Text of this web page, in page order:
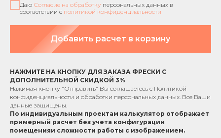
Даю Согласие на обработку персональных данных в
соответствии с политикой конфиденциальности
Добавить расчет в корзину
НАЖМИТЕ НА КНОПКУ ДЛЯ ЗАКАЗА ФРЕСКИ С
ДОПОЛНИТЕЛЬНОЙ СКИДКОЙ 3%
Нажимая кнопку "Отправить" Вы соглашаетесь с Политикой
конфиденциальности и обработки персональных данных. Все Ваши
данные защищены.
По индивидуальным проектам калькулятор отображает
примерный расчет без учета конфигурации
помещенияи сложности работы с изображением.